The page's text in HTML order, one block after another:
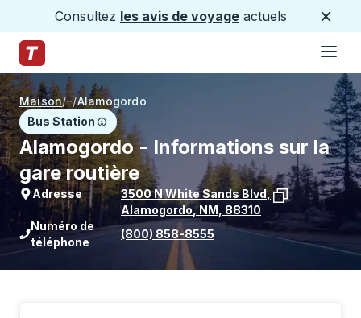
Consultez les avis de voyage actuels
Page d'accueil des sentiers
Maison/ /Alamogordo
Bus Station
Alamogordo - Informations sur la
gare routière
Adresse 3500 N White Sands Blvd,
Alamogordo ,NM 88310
Voir l'emplacement de l'arrêt sur
Numéro de
téléphone
(800) 858-8555